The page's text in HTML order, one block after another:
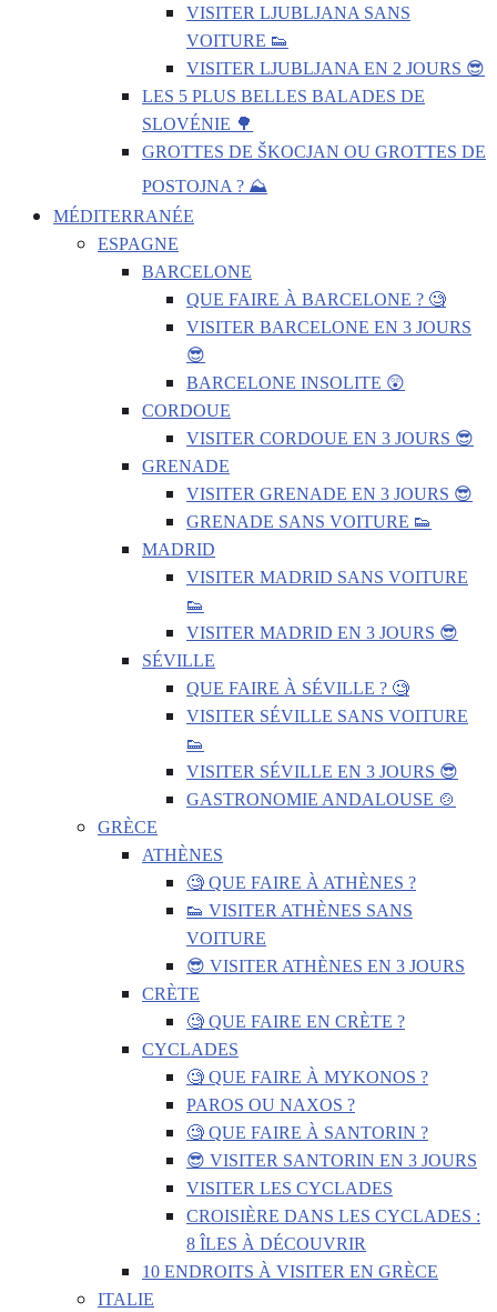
VISITER LJUBLJANA SANS
VOITURE 👟
VISITER LJUBLJANA EN 2 JOURS 😎
LES 5 PLUS BELLES BALADES DE
SLOVÉNIE 🌳
GROTTES DE ŠKOCJAN OU GROTTES DE
POSTOJNA ? ⛰️
MÉDITERRANÉE
ESPAGNE
BARCELONE
QUE FAIRE À BARCELONE ? 🧐
VISITER BARCELONE EN 3 JOURS
😎
BARCELONE INSOLITE 😲
CORDOUE
VISITER CORDOUE EN 3 JOURS 😎
GRENADE
VISITER GRENADE EN 3 JOURS 😎
GRENADE SANS VOITURE 👟
MADRID
VISITER MADRID SANS VOITURE
👟
VISITER MADRID EN 3 JOURS 😎
SÉVILLE
QUE FAIRE À SÉVILLE ? 🧐
VISITER SÉVILLE SANS VOITURE
👟
VISITER SÉVILLE EN 3 JOURS 😎
GASTRONOMIE ANDALOUSE 🍲
GRÈCE
ATHÈNES
🧐 QUE FAIRE À ATHÈNES ?
👟 VISITER ATHÈNES SANS
VOITURE
😎 VISITER ATHÈNES EN 3 JOURS
CRÈTE
🧐 QUE FAIRE EN CRÈTE ?
CYCLADES
🧐 QUE FAIRE À MYKONOS ?
PAROS OU NAXOS ?
🧐 QUE FAIRE À SANTORIN ?
😎 VISITER SANTORIN EN 3 JOURS
VISITER LES CYCLADES
CROISIÈRE DANS LES CYCLADES :
8 ÎLES À DÉCOUVRIR
10 ENDROITS À VISITER EN GRÈCE
ITALIE